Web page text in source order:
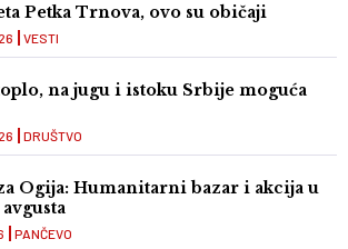
Petka Trnova, ovo su običaji
VESTI
na jugu i istoku Srbije moguća
DRUŠTVO
Ogija: Humanitarni bazar i akcija u
PANČEVO